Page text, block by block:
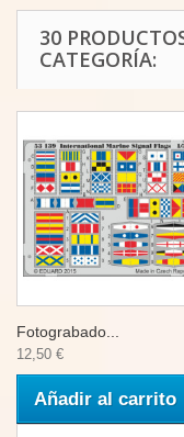
30
CATEGORÍA:
Fotograbado...
12,50 €
Añadir al carrito